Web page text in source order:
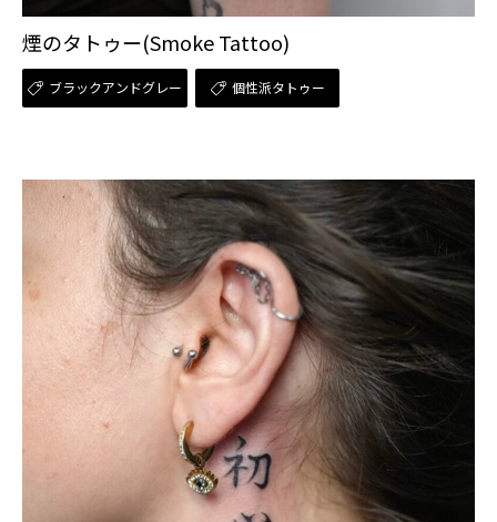
煙のタトゥー(Smoke Tattoo)
ブラックアンドグレー 個性派タトゥー